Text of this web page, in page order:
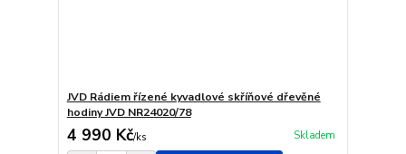
JVD Rádiem řízené kyvadlové skříňové dřevěné
hodiny JVD NR24020/78
4 990 Kč/ks Skladem